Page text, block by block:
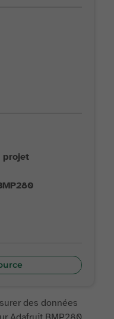
projet
des données